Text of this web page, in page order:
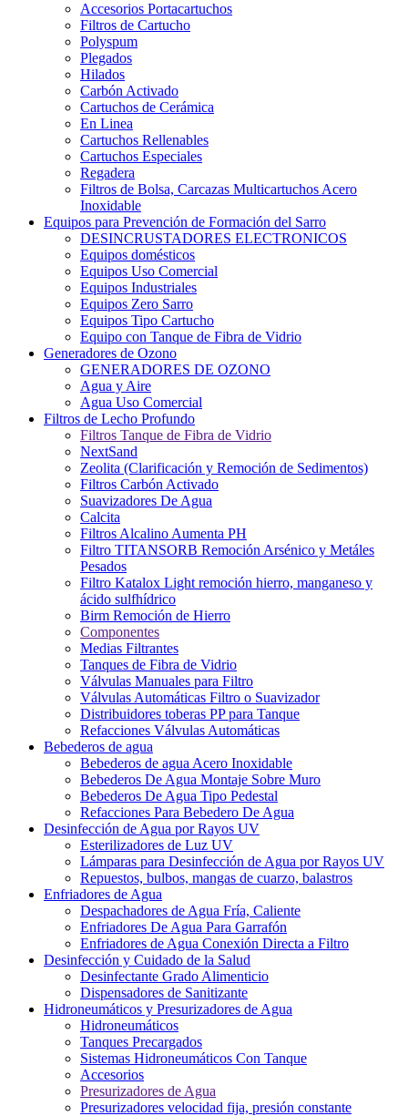
Accesorios Portacartuchos
Filtros de Cartucho
Polyspum
Plegados
Hilados
Carbón Activado
Cartuchos de Cerámica
En Linea
Cartuchos Rellenables
Cartuchos Especiales
Regadera
Filtros de Bolsa, Carcazas Multicartuchos Acero
Inoxidable
Equipos para Prevención de Formación del Sarro
DESINCRUSTADORES ELECTRONICOS
Equipos domésticos
Equipos Uso Comercial
Equipos Industriales
Equipos Zero Sarro
Equipos Tipo Cartucho
Equipo con Tanque de Fibra de Vidrio
Generadores de Ozono
GENERADORES DE OZONO
Agua y Aire
Agua Uso Comercial
Filtros de Lecho Profundo
Filtros Tanque de Fibra de Vidrio
NextSand
Zeolita (Clarificación y Remoción de Sedimentos)
Filtros Carbón Activado
Suavizadores De Agua
Calcita
Filtros Alcalino Aumenta PH
Filtro TITANSORB Remoción Arsénico y Metáles
Pesados
Filtro Katalox Light remoción hierro, manganeso y
ácido sulfhídrico
Birm Remoción de Hierro
Componentes
Medias Filtrantes
Tanques de Fibra de Vidrio
Válvulas Manuales para Filtro
Válvulas Automáticas Filtro o Suavizador
Distribuidores toberas PP para Tanque
Refacciones Válvulas Automáticas
Bebederos de agua
Bebederos de agua Acero Inoxidable
Bebederos De Agua Montaje Sobre Muro
Bebederos De Agua Tipo Pedestal
Refacciones Para Bebedero De Agua
Desinfección de Agua por Rayos UV
Esterilizadores de Luz UV
Lámparas para Desinfección de Agua por Rayos UV
Repuestos, bulbos, mangas de cuarzo, balastros
Enfriadores de Agua
Despachadores de Agua Fría, Caliente
Enfriadores De Agua Para Garrafón
Enfriadores de Agua Conexión Directa a Filtro
Desinfección y Cuidado de la Salud
Desinfectante Grado Alimenticio
Dispensadores de Sanitizante
Hidroneumáticos y Presurizadores de Agua
Hidroneumáticos
Tanques Precargados
Sistemas Hidroneumáticos Con Tanque
Accesorios
Presurizadores de Agua
Presurizadores velocidad fija, presión constante